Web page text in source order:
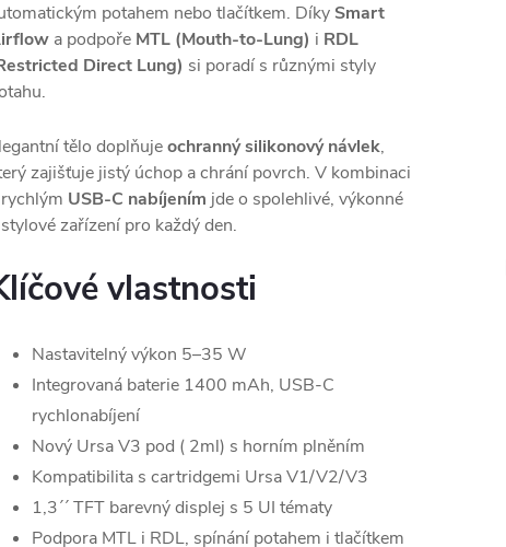
potahem nebo tlačítkem. Díky Smart
a podpoře MTL (Mouth-to-Lung) i RDL
Direct Lung) si poradí s různými styly
tělo doplňujeochranný silikonový návlek,
zajišťuje jistý úchop a chrání povrch. V kombinaci
USB-C nabíjením jde o spolehlivé, výkonné
zařízení pro každý den.
vlastnosti
Nastavitelný výkon 5–35 W
Integrovaná baterie 1400 mAh, USB-C
rychlonabíjení
Nový Ursa V3 pod ( 2ml) s horním plněním
Kompatibilita s cartridgemi Ursa V1/V2/V3
1,3´´ TFT barevný displej s 5 UI tématy
Podpora MTL i RDL, spínání potahem i tlačítkem